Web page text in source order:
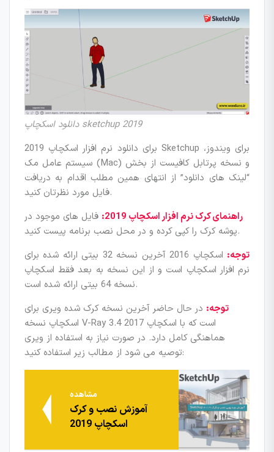
دانلود اسکچاپ sketchup 2019
برای دانلود نرم افزار اسکچاپ 2019 Sketchup برای ویندوز،
سیستم عامل مک (Mac) و نسخه پرتابل کافیست از بخش
“لینک های دانلود” از انتهای همین مطلب اقدام به دریافت
فایل مورد نظرتان کنید.
راهنمای کرک نرم افزار اسکچاپ 2019:
فایل های موجود در
پوشه کرک را کپی کرده و در محل نصب برنامه پیست کنید.
توجه:
اسکچاپ 2016 آخرین نسخه 32 بیتی ارائه شده برای
نرم افزار اسکچاپ است و از این نسخه به بعد فقط اسکچاپ
نسخه 64 بیتی ارائه شده است.
توجه: در حال حاضر آخرین نسخه کرک شده ویری برای
اسکچاپ نسخه V-Ray 3.4 است که با اسکچاپ 2017
هماهنگی کامل دارد. در صورت نیاز به استفاده از ویری
توصیه می شود از مطالب زیر استفاده کنید:
مشاهده
آموزش نصب و کرک
اسکچاپ 2019